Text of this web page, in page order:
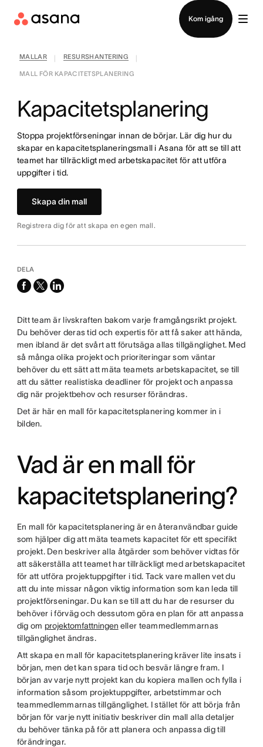
Kom igång
MALLAR RESURSHANTERING
MALL FÖR KAPACITETSPLANERING
Kapacitetsplanering
Stoppa projektförseningar innan de börjar. Lär dig hur du
skapar en kapacitetsplaneringsmall i Asana för att se till att
teamet har tillräckligt med arbetskapacitet för att utföra
uppgifter i tid.
Skapa din mall
Registrera dig för att skapa en egen mall.
DELA
facebook
x-
linkedin
Ditt team är livskraften bakom varje framgångsrikt projekt.
Du behöver deras tid och expertis för att få saker att hända,
men ibland är det svårt att förutsäga allas tillgänglighet. Med
så många olika projekt och prioriteringar som väntar
behöver du ett sätt att mäta teamets arbetskapacitet, se till
att du sätter realistiska deadliner för projekt och anpassa
dig när projektbehov och resurser förändras.
Det är här en mall för kapacitetsplanering kommer in i
bilden.
Vad är en mall för
kapacitetsplanering?
En mall för kapacitetsplanering är en återanvändbar guide
som hjälper dig att mäta teamets kapacitet för ett specifikt
projekt. Den beskriver alla åtgärder som behöver vidtas för
att säkerställa att teamet har tillräckligt med arbetskapacitet
för att utföra projektuppgifter i tid. Tack vare mallen vet du
att du inte missar någon viktig information som kan leda till
projektförseningar. Du kan se till att du har de resurser du
behöver i förväg och dessutom göra en plan för att anpassa
dig om projektomfattningen eller teammedlemmarnas
tillgänglighet ändras.
Att skapa en mall för kapacitetsplanering kräver lite insats i
början, men det kan spara tid och besvär längre fram. I
början av varje nytt projekt kan du kopiera mallen och fylla i
information såsom projektuppgifter, arbetstimmar och
teammedlemmarnas tillgänglighet. I stället för att börja från
början för varje nytt initiativ beskriver din mall alla detaljer
du behöver tänka på för att planera och anpassa dig till
förändringar.